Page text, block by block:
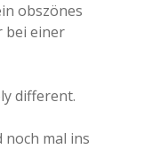
obszönes
bei einer
different.
mal ins